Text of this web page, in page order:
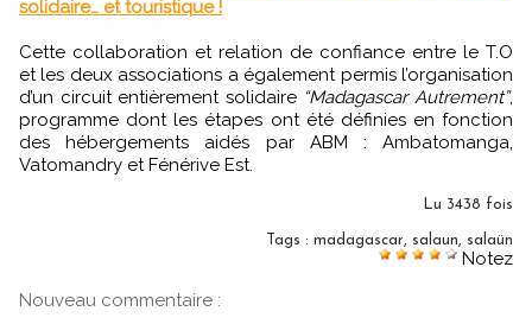
solidaire… et touristique !
Cette collaboration et relation de confiance entre le T.O
et les deux associations a également permis l’organisation
d’un circuit entièrement solidaire “Madagascar Autrement”,
programme dont les étapes ont été définies en fonction
des hébergements aidés par ABM : Ambatomanga,
Vatomandry et Fénérive Est.
Lu 3438 fois
Tags : madagascar salaun salaün
Notez
Nouveau commentaire :